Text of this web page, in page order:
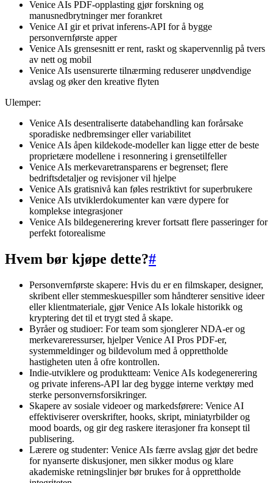
Venice AIs PDF-opplasting gjør forskning og
manusnedbrytninger mer forankret
Venice AI gir et privat inferens-API for å bygge
personvernførste apper
Venice AIs grensesnitt er rent, raskt og skapervennlig på tvers
av nett og mobil
Venice AIs usensurerte tilnærming reduserer unødvendige
avslag og øker den kreative flyten
Ulemper:
Venice AIs desentraliserte databehandling kan forårsake
sporadiske nedbremsinger eller variabilitet
Venice AIs åpen kildekode-modeller kan ligge etter de beste
proprietære modellene i resonnering i grensetilfeller
Venice AIs merkevaretransparens er begrenset; flere
bedriftsdetaljer og revisjoner vil hjelpe
Venice AIs gratisnivå kan føles restriktivt for superbrukere
Venice AIs utviklerdokumenter kan være dypere for
komplekse integrasjoner
Venice AIs bildegenerering krever fortsatt flere passeringer for
perfekt fotorealisme
Hvem bør kjøpe dette?#
Personvernførste skapere: Hvis du er en filmskaper, designer,
skribent eller stemmeskuespiller som håndterer sensitive ideer
eller klientmateriale, gjør Venice AIs lokale historikk og
kryptering det til et trygt sted å skape.
Byråer og studioer: For team som sjonglerer NDA-er og
merkevareressurser, hjelper Venice AI Pros PDF-er,
systemmeldinger og bildevolum med å opprettholde
hastigheten uten å ofre kontrollen.
Indie-utviklere og produktteam: Venice AIs kodegenerering
og private inferens-API lar deg bygge interne verktøy med
sterke personvernsforsikringer.
Skapere av sosiale videoer og markedsførere: Venice AI
effektiviserer overskrifter, hooks, skript, miniatyrbilder og
mood boards, og gir deg raskere iterasjoner fra konsept til
publisering.
Lærere og studenter: Venice AIs færre avslag gjør det bedre
for nyanserte diskusjoner, men sikker modus og klare
akademiske retningslinjer bør brukes for å opprettholde